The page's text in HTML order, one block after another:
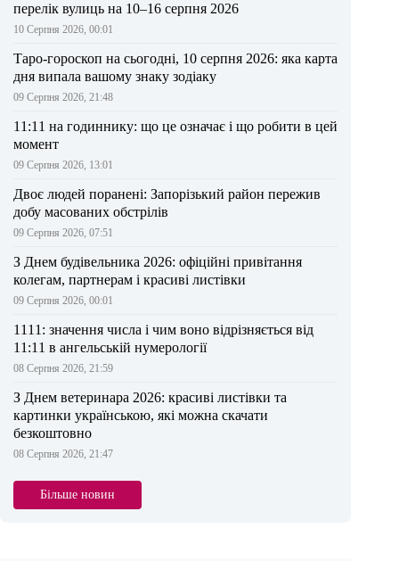
перелік вулиць на 10–16 серпня 2026
10 Серпня 2026, 00:01
Таро-гороскоп на сьогодні, 10 серпня 2026: яка карта
дня випала вашому знаку зодіаку
09 Серпня 2026, 21:48
11:11 на годиннику: що це означає і що робити в цей
момент
09 Серпня 2026, 13:01
Двоє людей поранені: Запорізький район пережив
добу масованих обстрілів
09 Серпня 2026, 07:51
З Днем будівельника 2026: офіційні привітання
колегам, партнерам і красиві листівки
09 Серпня 2026, 00:01
1111: значення числа і чим воно відрізняється від
11:11 в ангельській нумерології
08 Серпня 2026, 21:59
З Днем ветеринара 2026: красиві листівки та
картинки українською, які можна скачати
безкоштовно
08 Серпня 2026, 21:47
Більше новин